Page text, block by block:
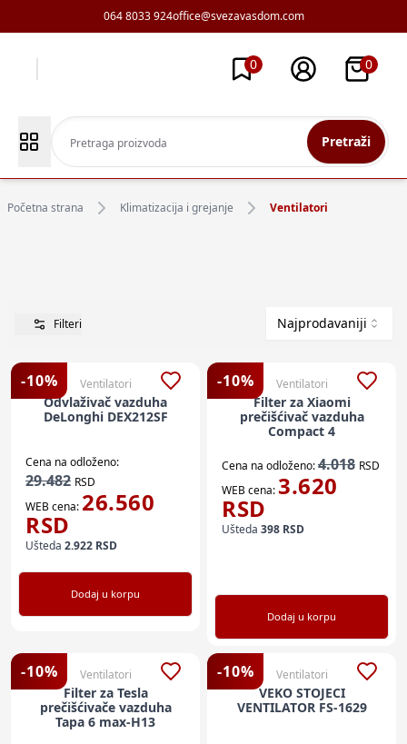
064 8033 924office@svezavasdom.com
0 0
Pretraži
Početna strana Klimatizacija i grejanje Ventilatori
Filteri Najprodavaniji
-10% Ventilatori
Odvlaživač vazduha
DeLonghi DEX212SF
Cena na odloženo:
29.482 RSD
WEB cena: 26.560
RSD
Ušteda 2.922 RSD
Dodaj u korpu
-10% Ventilatori
Filter za Xiaomi
prečišćivač vazduha
Compact 4
Cena na odloženo:4.018 RSD
WEB cena:3.620
RSD
Ušteda 398 RSD
Dodaj u korpu
-10% Ventilatori
Filter za Tesla
prečišćivače vazduha
Tapa 6 max-H13
-10% Ventilatori
VEKO STOJECI
VENTILATOR FS-1629